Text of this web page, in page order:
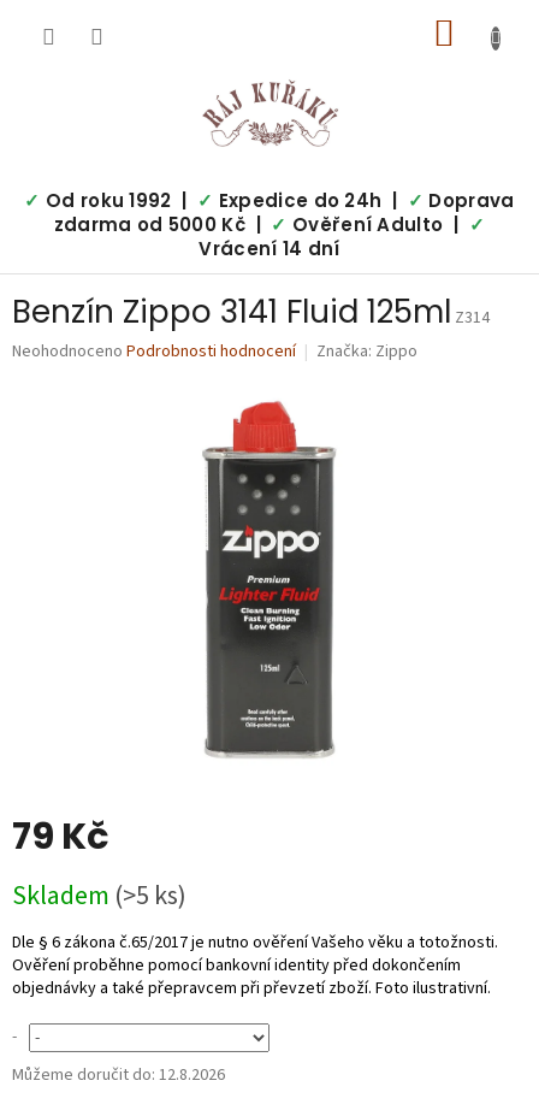
KOŠÍK
✓ Od roku 1992 | ✓ Expedice do 24h | ✓ Doprava
zdarma od 5000 Kč | ✓ Ověření Adulto |
✓
Vrácení 14 dní
Benzín Zippo 3141 Fluid 125ml Z314
Průměrné
Neohodnoceno Podrobnosti hodnocení Značka: Zippo
79 Kč
cena:
Skladem (>5 ks)
-
Můžeme doručit do: 12.8.2026